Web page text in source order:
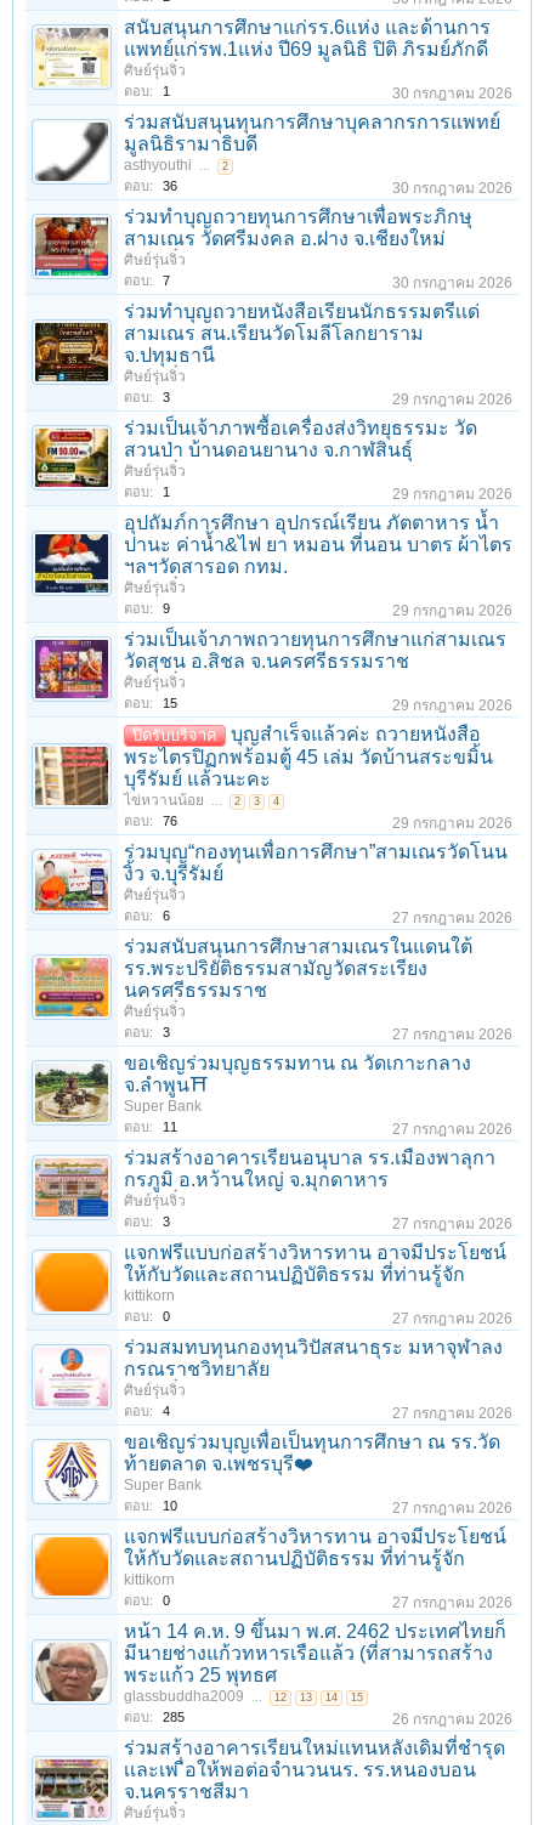
สนับสนุนการศึกษาแก่รร.6แห่ง และด้านการ
แพทย์แก่รพ.1แห่ง ปี69 มูลนิธิ ปิติ ภิรมย์ภักดี
ศิษย์รุ่นจิ๋ว
ตอบ: 1 30 กรกฎาคม 2026
ร่วมสนับสนุนทุนการศึกษาบุคลากรการแพทย์
มูลนิธิรามาธิบดี
asthyouthi ... 2
ตอบ: 36 30 กรกฎาคม 2026
ร่วมทําบุญถวายทุนการศึกษาเพื่อพระภิกษุ
สามเณร วัดศรีมงคล อ.ฝาง จ.เชียงใหม่
ศิษย์รุ่นจิ๋ว
ตอบ: 7 30 กรกฎาคม 2026
ร่วมทําบุญถวายหนังสือเรียนนักธรรมตรีเเด่
สามเณร สน.เรียนวัดโมลีโลกยาราม
จ.ปทุมธานี
ศิษย์รุ่นจิ๋ว
ตอบ: 3 29 กรกฎาคม 2026
ร่วมเป็นเจ้าภาพซื้อเครื่องส่งวิทยุธรรมะ วัด
สวนป่า บ้านดอนยานาง จ.กาฬสินธุ์
ศิษย์รุ่นจิ๋ว
ตอบ: 1 29 กรกฎาคม 2026
อุปถัมภ์การศึกษา อุปกรณ์เรียน ภัตตาหาร น้ำ
ปานะ ค่าน้ำ&ไฟ ยา หมอน ที่นอน บาตร ผ้าไตร
ฯลฯวัดสารอด กทม.
ศิษย์รุ่นจิ๋ว
ตอบ: 9 29 กรกฎาคม 2026
ร่วมเป็นเจ้าภาพถวายทุนการศึกษาแก่สามเณร
วัดสุชน อ.สิชล จ.นครศรีธรรมราช
ศิษย์รุ่นจิ๋ว
ตอบ: 15 29 กรกฎาคม 2026
ปิดรับบริจาค
บุญสำเร็จแล้วค่ะ ถวายหนังสือ
พระไตรปิฏกพร้อมตู้ 45 เล่ม วัดบ้านสระขมิ้น
บุรีรัมย์ แล้วนะคะ
ไข่หวานน้อย ... 2 3 4
ตอบ: 76 29 กรกฎาคม 2026
ร่วมบุญ“กองทุนเพื่อการศึกษา”สามเณรวัดโนน
งิ้ว จ.บุรีรัมย์
ศิษย์รุ่นจิ๋ว
ตอบ: 6 27 กรกฎาคม 2026
ร่วมสนับสนุนการศึกษาสามเณรในแดนใต้
รร.พระปริยัติธรรมสามัญวัดสระเรียง
นครศรีธรรมราช
ศิษย์รุ่นจิ๋ว
ตอบ: 3 27 กรกฎาคม 2026
ขอเชิญร่วมบุญธรรมทาน ณ วัดเกาะกลาง
จ.ลำพูน⛩️
Super Bank
ตอบ: 11 27 กรกฎาคม 2026
ร่วมสร้างอาคารเรียนอนุบาล รร.เมืองพาลุกา
กรภูมิ อ.หว้านใหญ่ จ.มุกดาหาร
ศิษย์รุ่นจิ๋ว
ตอบ: 3 27 กรกฎาคม 2026
แจกฟรีแบบก่อสร้างวิหารทาน อาจมีประโยชน์
ให้กับวัดและสถานปฏิบัติธรรม ที่ท่านรู้จัก
kittikorn
ตอบ: 0 27 กรกฎาคม 2026
ร่วมสมทบทุนกองทุนวิปัสสนาธุระ มหาจุฬาลง
กรณราชวิทยาลัย
ศิษย์รุ่นจิ๋ว
ตอบ: 4 27 กรกฎาคม 2026
ขอเชิญร่วมบุญเพื่อเป็นทุนการศึกษา ณ รร.วัด
ท้ายตลาด จ.เพชรบุรี❤️
Super Bank
ตอบ: 10 27 กรกฎาคม 2026
แจกฟรีแบบก่อสร้างวิหารทาน อาจมีประโยชน์
ให้กับวัดและสถานปฏิบัติธรรม ที่ท่านรู้จัก
kittikorn
ตอบ: 0 27 กรกฎาคม 2026
หน้า 14 ค.ห. 9 ขึ้นมา พ.ศ. 2462 ประเทศไทยก็
มีนายช่างแก้วทหารเรือแล้ว (ที่สามารถสร้าง
พระแก้ว 25 พุทธศ
glassbuddha2009 ... 12 13 14 15
ตอบ: 285 26 กรกฎาคม 2026
ร่วมสร้างอาคารเรียนใหม่เเทนหลังเดิมที่ชํารุด
เเละเพ ื่อให้พอต่อจํานวนนร. รร.หนองบอน
จ.นครราชสีมา
ศิษย์รุ่นจิ๋ว
2 3 4 5 6 → 69 ถัดไป >